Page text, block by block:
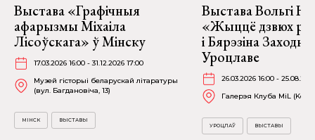
Выстава «Графічныя
афарызмы Міхаіла
Лісоўскага» ў Мінску
17.03.2026 16:00 - 31.12.2026 17:00
Музей гісторыі беларускай літаратуры
(вул. Багдановіча, 13)
МІНСК ВЫСТАВЫ
Выстава Вольгі
«Жыццё дзвюх
і Бярэзіна
Уроцлаве
26.03.2026 16:00 -
Галерэя Клуба MiL
УРОЦЛАЎ ВЫСТАВЫ